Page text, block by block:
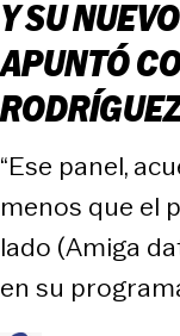
Y SU
APUNTÓ
“Ese panel,
menos que el
lado (Amiga
en su